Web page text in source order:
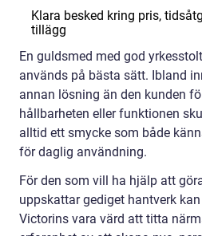
Klara besked kring pris,
tillägg
En guldsmed med god
används på bästa sätt. Ibland
annan lösning än den kunden
hållbarheten eller funktionen
alltid ett smycke som både
för daglig användning.
För den som vill ha hjälp att
uppskattar gediget hantverk
Victorins vara värd att titta